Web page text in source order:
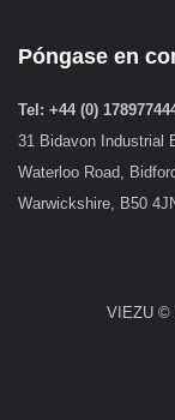
Póngase en
Tel: +44 (0)
31 Bidavon Industrial
Waterloo Road,
Warwickshire, B50
VIEZU ©